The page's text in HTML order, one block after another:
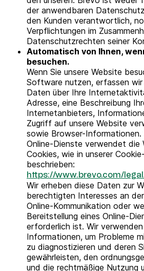
der anwendbaren
den Kunden verantwortlich,
Verpflichtungen im
Datenschutzrechten seiner
Automatisch von Ihnen,
besuchen.
Wenn Sie unsere Website
Software nutzen, erfassen
Daten über Ihre
Adresse, eine Beschreibung
Internetanbieters,
Zugriff auf unsere Website
sowie Browser-Informationen.
Online-Dienste verwendet
Cookies, wie in unserer
beschrieben:
https://www.brevo.com/
Wir erheben diese Daten zur
berechtigten Interesses an
Online-Kommunikation oder
Bereitstellung eines Online-
erforderlich ist. Wir
Informationen, um Probleme
zu diagnostizieren und deren
gewährleisten, den
und die rechtmäßige Nutzung